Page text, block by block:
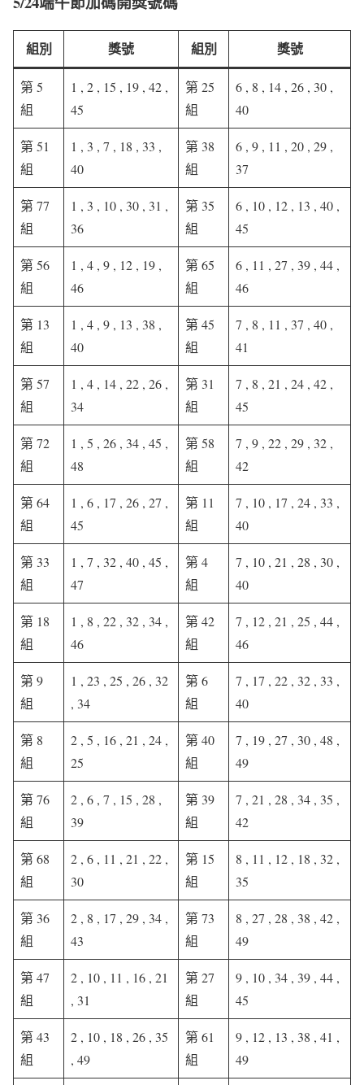
組別 獎號 組別 獎號
第 5
組
1 , 2 , 15 , 19 , 42 ,
45
第 25
組
6 , 8 , 14 , 26 , 30 ,
40
第 51
組
1 , 3 , 7 , 18 , 33 ,
40
第 38
組
6 , 9 , 11 , 20 , 29 ,
37
第 77
組
1 , 3 , 10 , 30 , 31 ,
36
第 35
組
6 , 10 , 12 , 13 , 40 ,
45
第 56
組
1 , 4 , 9 , 12 , 19 ,
46
第 65
組
6 , 11 , 27 , 39 , 44 ,
46
第 13
組
1 , 4 , 9 , 13 , 38 ,
40
第 45
組
7 , 8 , 11 , 37 , 40 ,
41
第 57
組
1 , 4 , 14 , 22 , 26 ,
34
第 31
組
7 , 8 , 21 , 24 , 42 ,
45
第 72
組
1 , 5 , 26 , 34 , 45 ,
48
第 58
組
7 , 9 , 22 , 29 , 32 ,
42
第 64
組
1 , 6 , 17 , 26 , 27 ,
45
第 11
組
7 , 10 , 17 , 24 , 33 ,
40
第 33
組
1 , 7 , 32 , 40 , 45 ,
47
第 4
組
7 , 10 , 21 , 28 , 30 ,
40
第 18
組
1 , 8 , 22 , 32 , 34 ,
46
第 42
組
7 , 12 , 21 , 25 , 44 ,
46
第 9
組
1 , 23 , 25 , 26 , 32
, 34
第 6
組
7 , 17 , 22 , 32 , 33 ,
40
第 8
組
2 , 5 , 16 , 21 , 24 ,
25
第 40
組
7 , 19 , 27 , 30 , 48 ,
49
第 76
組
2 , 6 , 7 , 15 , 28 ,
39
第 39
組
7 , 21 , 28 , 34 , 35 ,
42
第 68
組
2 , 6 , 11 , 21 , 22 ,
30
第 15
組
8 , 11 , 12 , 18 , 32 ,
35
第 36
組
2 , 8 , 17 , 29 , 34 ,
43
第 73
組
8 , 27 , 28 , 38 , 42 ,
49
第 47
組
2 , 10 , 11 , 16 , 21
, 31
第 27
組
9 , 10 , 34 , 39 , 44 ,
45
第 43
組
2 , 10 , 18 , 26 , 35
, 49
第 61
組
9 , 12 , 13 , 38 , 41 ,
49